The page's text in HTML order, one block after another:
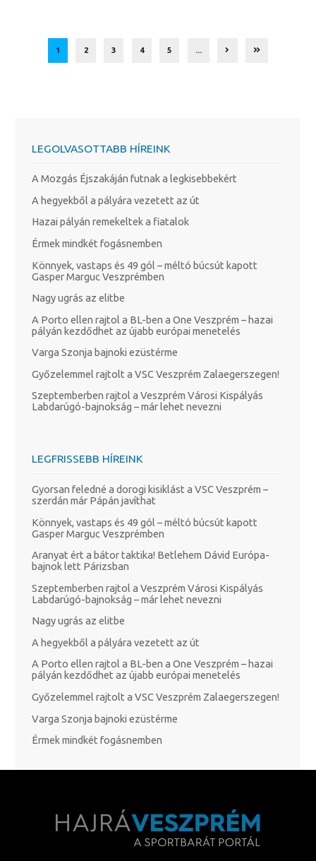
1 2 3 4 5 ...
LEGOLVASOTTABB HÍREINK
A Mozgás Éjszakáján futnak a legkisebbekért
A hegyekből a pályára vezetett az út
Hazai pályán remekeltek a fiatalok
Érmek mindkét fogásnemben
Könnyek, vastaps és 49 gól – méltó búcsút kapott
Gasper Marguc Veszprémben
Nagy ugrás az elitbe
A Porto ellen rajtol a BL-ben a One Veszprém – hazai
pályán kezdődhet az újabb európai menetelés
Varga Szonja bajnoki ezüstérme
Győzelemmel rajtolt a VSC Veszprém Zalaegerszegen!
Szeptemberben rajtol a Veszprém Városi Kispályás
Labdarúgó-bajnokság – már lehet nevezni
LEGFRISSEBB HÍREINK
Gyorsan feledné a dorogi kisiklást a VSC Veszprém –
szerdán már Pápán javíthat
Könnyek, vastaps és 49 gól – méltó búcsút kapott
Gasper Marguc Veszprémben
Aranyat ért a bátor taktika! Betlehem Dávid Európa-
bajnok lett Párizsban
Szeptemberben rajtol a Veszprém Városi Kispályás
Labdarúgó-bajnokság – már lehet nevezni
Nagy ugrás az elitbe
A hegyekből a pályára vezetett az út
A Porto ellen rajtol a BL-ben a One Veszprém – hazai
pályán kezdődhet az újabb európai menetelés
Győzelemmel rajtolt a VSC Veszprém Zalaegerszegen!
Varga Szonja bajnoki ezüstérme
Érmek mindkét fogásnemben